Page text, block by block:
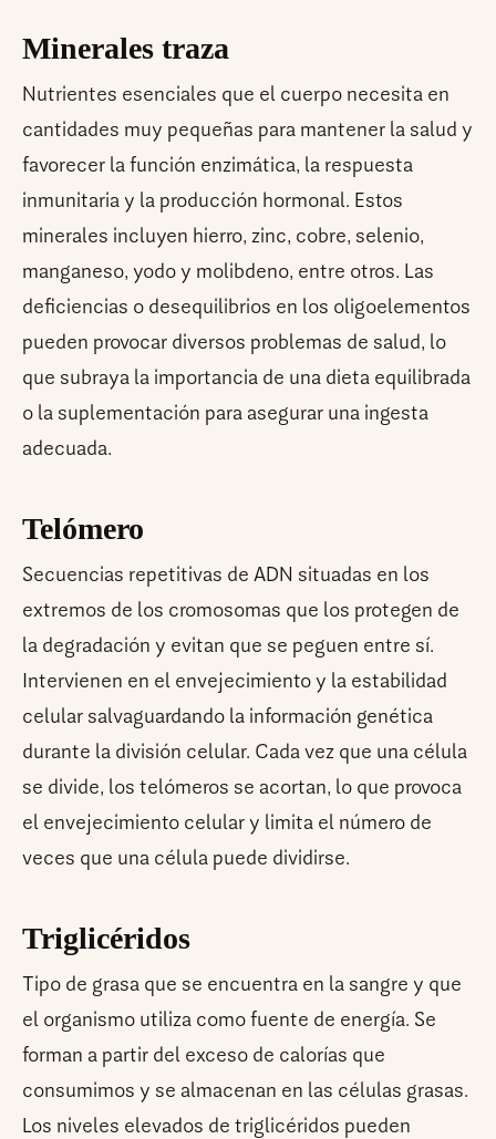
Minerales traza
Nutrientes esenciales que el cuerpo necesita en
cantidades muy pequeñas para mantener la salud y
favorecer la función enzimática, la respuesta
inmunitaria y la producción hormonal. Estos
minerales incluyen hierro, zinc, cobre, selenio,
manganeso, yodo y molibdeno, entre otros. Las
deficiencias o desequilibrios en los oligoelementos
pueden provocar diversos problemas de salud, lo
que subraya la importancia de una dieta equilibrada
o la suplementación para asegurar una ingesta
adecuada.
Telómero
Secuencias repetitivas de ADN situadas en los
extremos de los cromosomas que los protegen de
la degradación y evitan que se peguen entre sí.
Intervienen en el envejecimiento y la estabilidad
celular salvaguardando la información genética
durante la división celular. Cada vez que una célula
se divide, los telómeros se acortan, lo que provoca
el envejecimiento celular y limita el número de
veces que una célula puede dividirse.
Triglicéridos
Tipo de grasa que se encuentra en la sangre y que
el organismo utiliza como fuente de energía. Se
forman a partir del exceso de calorías que
consumimos y se almacenan en las células grasas.
Los niveles elevados de triglicéridos pueden